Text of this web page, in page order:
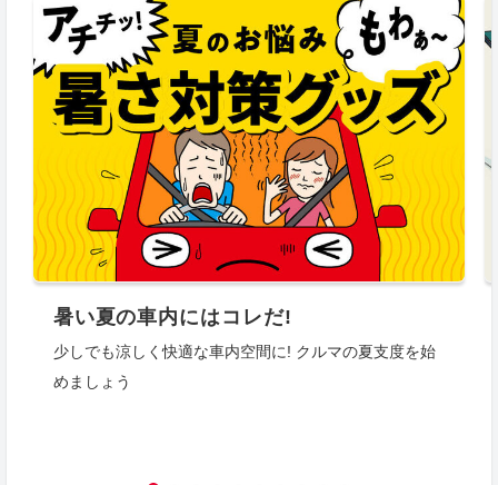
暑い夏の車内にはコレだ!
少しでも涼しく快適な車内空間に! クルマの夏支度を始
めましょう